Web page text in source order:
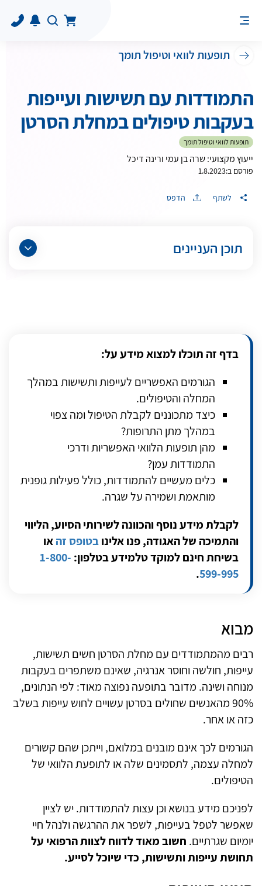
תופעות לוואי וטיפול תומך
התמודדות עם תשישות ועייפות
בעקבות טיפולים במחלת הסרטן
תופעות לוואי וטיפול תומך
ייעוץ מקצועי: שרה בן עמי ורינה דיכל
פורסם ב:1.8.2023
תוכן העניינים
בדף זה תוכלו למצוא מידע על:
הגורמים האפשריים לעייפות ותשישות במהלך
המחלה והטיפולים.
כיצד מתכוננים לקבלת הטיפול ומה צפוי
במהלך מתן התרופות?
מהן תופעות הלוואי האפשריות ודרכי
התמודדות עמן?
כלים מעשיים להתמודדות, כולל פעילות גופנית
מותאמת ושמירה על שגרה.
לקבלת מידע נוסף והכוונה לשירותי הסיוע, הליווי
והתמיכה של האגודה,פנואלינובטופס זהאו
בשיחתחינםלמוקדטלמידעבטלפון: 1-800-
599-995
.
מבוא
רבים מהמתמודדים עם מחלת הסרטן חשים תשישות,
עייפות, חולשה וחוסר אנרגיה, שאינם משתפרים בעקבות
מנוחה ושינה. מדובר בתופעה נפוצה מאוד: לפי הנתונים,
90% מהאנשים שחולים בסרטן עשויים לחוש עייפות בשלב
כזה או אחר.
הגורמים לכך אינם מובנים במלואם, וייתכן שהם קשורים
למחלה עצמה, לתסמינים שלה או לתופעת הלוואי של
הטיפולים.
לפניכם מידע בנושא וכן עצות להתמודדות. יש לציין
שאפשר לטפל בעייפות, לשפר את ההרגשה ולנהל חיי
יומיום שגרתיים. חשוב מאוד לדווח לצוות הרפואי על
תחושת עייפות ותשישות, כדי שיוכל לסייע.